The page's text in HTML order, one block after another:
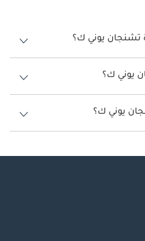
تشنجان يوني ك؟
ك بين 10 كم/ليتر.
يوني ك؟
يوني ك؟